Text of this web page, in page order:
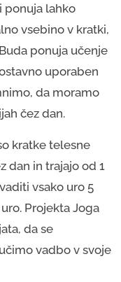
ponuja lahko
vsebino v kratki,
ponuja učenje
uporaben
da moramo
čez dan.
kratke telesne
dan in trajajo od 1
vsako uro 5
Projekta Joga
da se
vadbo v svoje